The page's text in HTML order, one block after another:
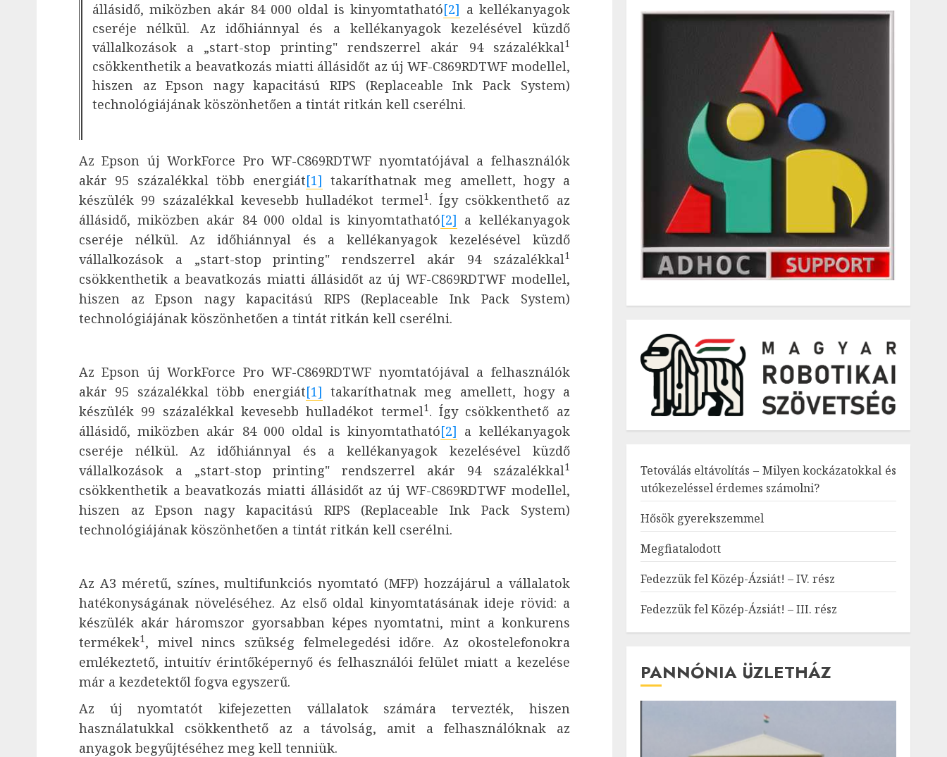
állásidő, miközben akár 84 000 oldal is kinyomtatható[2] a kellékanyagok
cseréje nélkül. Az időhiánnyal és a kellékanyagok kezelésével küzdő
vállalkozások a „start-stop printing" rendszerrel akár 94 százalékkal1
csökkenthetik a beavatkozás miatti állásidőt az új WF-C869RDTWF modellel,
hiszen az Epson nagy kapacitású RIPS (Replaceable Ink Pack System)
technológiájának köszönhetően a tintát ritkán kell cserélni.
Az Epson új WorkForce Pro WF-C869RDTWF nyomtatójával a felhasználók
akár 95 százalékkal több energiát[1] takaríthatnak meg amellett, hogy a
készülék 99 százalékkal kevesebb hulladékot termel1. Így csökkenthető az
állásidő, miközben akár 84 000 oldal is kinyomtatható[2] a kellékanyagok
cseréje nélkül. Az időhiánnyal és a kellékanyagok kezelésével küzdő
vállalkozások a „start-stop printing" rendszerrel akár 94 százalékkal1
csökkenthetik a beavatkozás miatti állásidőt az új WF-C869RDTWF modellel,
hiszen az Epson nagy kapacitású RIPS (Replaceable Ink Pack System)
technológiájának köszönhetően a tintát ritkán kell cserélni.
Az Epson új WorkForce Pro WF-C869RDTWF nyomtatójával a felhasználók
akár 95 százalékkal több energiát[1] takaríthatnak meg amellett, hogy a
készülék 99 százalékkal kevesebb hulladékot termel1. Így csökkenthető az
állásidő, miközben akár 84 000 oldal is kinyomtatható[2] a kellékanyagok
cseréje nélkül. Az időhiánnyal és a kellékanyagok kezelésével küzdő
vállalkozások a „start-stop printing" rendszerrel akár 94 százalékkal1
csökkenthetik a beavatkozás miatti állásidőt az új WF-C869RDTWF modellel,
hiszen az Epson nagy kapacitású RIPS (Replaceable Ink Pack System)
technológiájának köszönhetően a tintát ritkán kell cserélni.
Az A3 méretű, színes, multifunkciós nyomtató (MFP) hozzájárul a vállalatok
hatékonyságának növeléséhez. Az első oldal kinyomtatásának ideje rövid: a
készülék akár háromszor gyorsabban képes nyomtatni, mint a konkurens
termékek1, mivel nincs szükség felmelegedési időre. Az okostelefonokra
emlékeztető, intuitív érintőképernyő és felhasználói felület miatt a kezelése
már a kezdetektől fogva egyszerű.
Az új nyomtatót kifejezetten vállalatok számára tervezték, hiszen
használatukkal csökkenthető az a távolság, amit a felhasználóknak az
anyagok begyűjtéséhez meg kell tenniük.
Tetoválás eltávolítás – Milyen kockázatokkal és
utókezeléssel érdemes számolni?
Hősök gyerekszemmel
Megfiatalodott
Fedezzük fel Közép-Ázsiát! – IV. rész
Fedezzük fel Közép-Ázsiát! – III. rész
PANNÓNIA ÜZLETHÁZ